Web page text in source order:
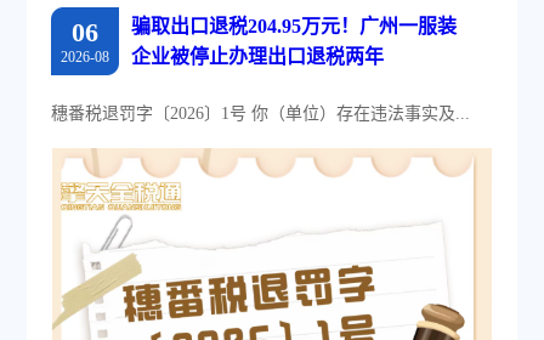
06
2026-08
骗取出口退税204.95万元！广州一服装
企业被停止办理出口退税两年
穗番税退罚字〔2026〕1号 你（单位）存在违法事实及...